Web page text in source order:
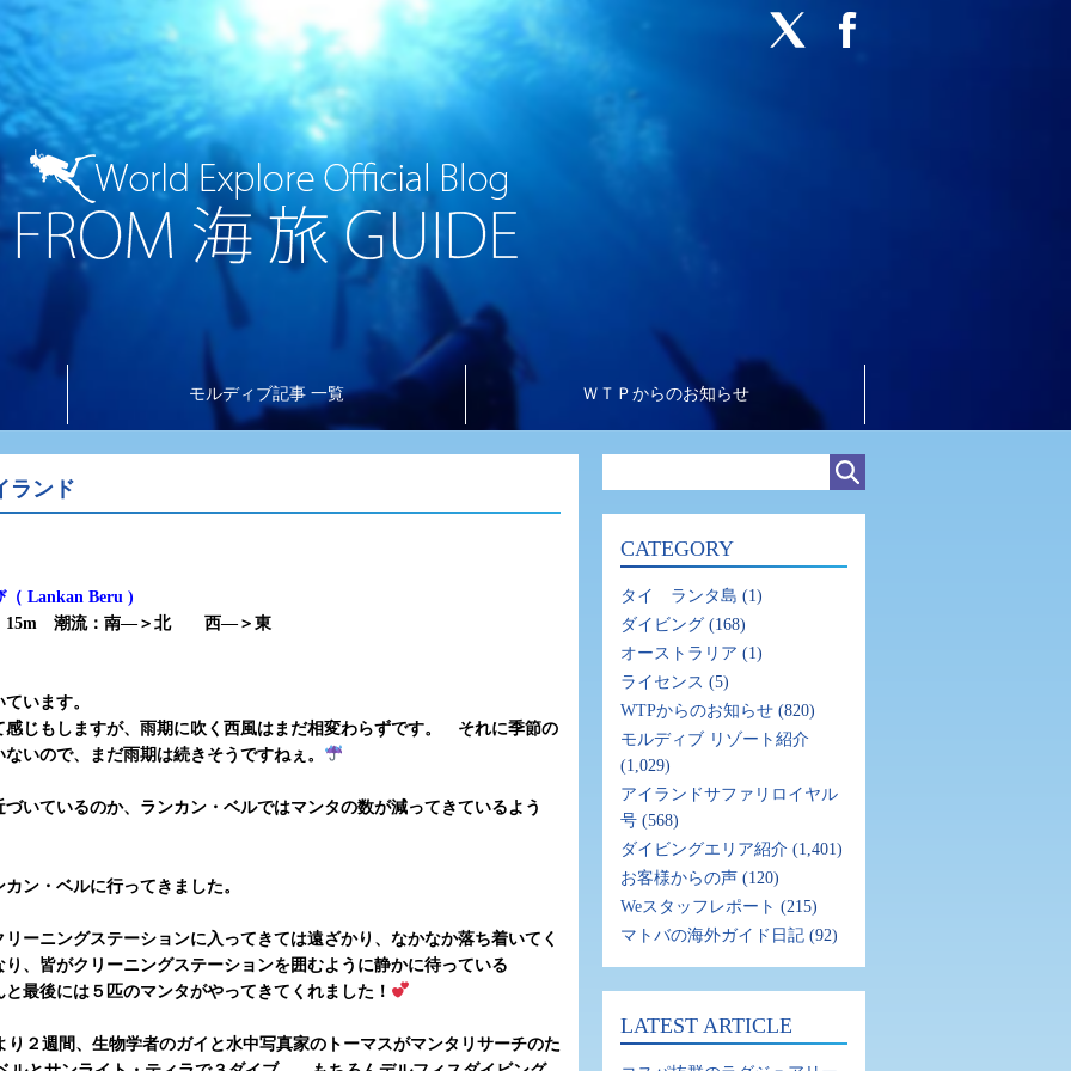
モルディブ記事 一覧 ＷＴＰからのお知らせ
ランド
（ Lankan Beru )
15m 潮流：南―＞北 西―＞東
います。
感じもしますが、雨期に吹く西風はまだ相変わらずです。 それに季節の
いので、まだ雨期は続きそうですねぇ。
いているのか、ランカン・ベルではマンタの数が減ってきているよう
ン・ベルに行ってきました。
ーニングステーションに入ってきては遠ざかり、なかなか落ち着いてく
、皆がクリーニングステーションを囲むように静かに待っている
最後には５匹のマンタがやってきてくれました！
２週間、生物学者のガイと水中写真家のトーマスがマンタリサーチのた
CATEGORY
タイ ランタ島 (1)
ダイビング (168)
オーストラリア (1)
ライセンス (5)
WTPからのお知らせ (820)
モルディブ リゾート紹介
(1,029)
アイランドサファリロイヤル
号 (568)
ダイビングエリア紹介 (1,401)
お客様からの声 (120)
Weスタッフレポート (215)
マトバの海外ガイド日記 (92)
LATEST ARTICLE